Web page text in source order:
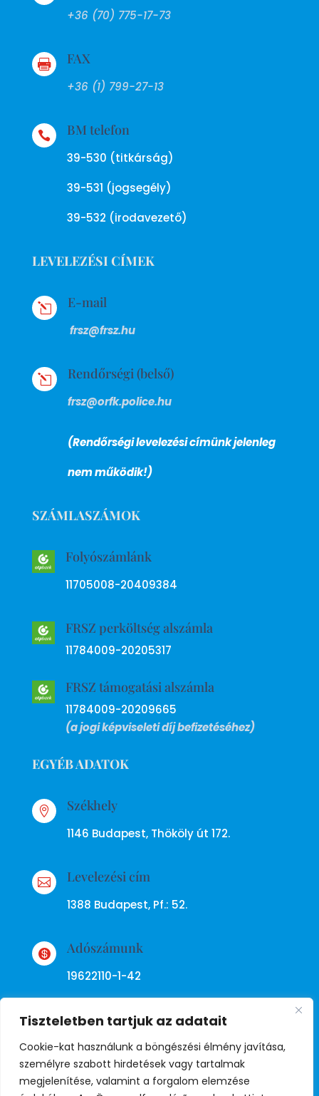
Tiszteletben tartjuk az adatait
Cookie-kat használunk a böngészési élmény javítása,
személyre szabott hirdetések vagy tartalmak
megjelenítése, valamint a forgalom elemzése
+36 (70) 775-17-73
 FAX
+36 (1) 799-27-13
 BM telefon
39-530 (titkárság)
39-531 (jogsegély)
39-532 (irodavezető)
LEVELEZÉSI CÍMEK
l E-mail
frsz@frsz.hu
l Rendőrségi (belső)
frsz@orfk.police.hu
(Rendőrségi levelezési címünk jelenleg
nem működik!)
SZÁMLASZÁMOK
Folyószámlánk
11705008-20409384
FRSZ perköltség alszámla
11784009-20205317
FRSZ támogatási alszámla
11784009-20209665
(a jogi képviseleti díj befizetéséhez)
EGYÉB ADATOK
 Székhely
1146 Budapest, Thököly út 172.
 Levelezési cím
1388 Budapest, Pf.: 52.
 Adószámunk
19622110-1-42
Adatkezelési tájékoztató